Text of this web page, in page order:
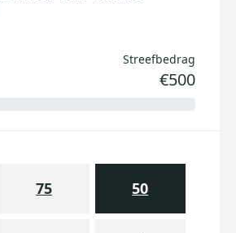
Streefbedrag
€500
75 50